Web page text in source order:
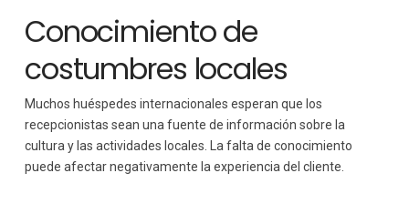
Conocimiento de
costumbres locales
Muchos huéspedes internacionales esperan que los
recepcionistas sean una fuente de información sobre la
cultura y las actividades locales. La falta de conocimiento
puede afectar negativamente la experiencia del cliente.